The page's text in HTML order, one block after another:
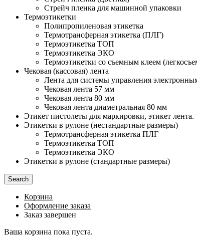
Стрейч пленка для машинной упаковки
Термоэтикетки
Полипропиленовая этикетка
Термотрансферная этикетка (ПЛГ)
Термоэтикетка ТОП
Термоэтикетка ЭКО
Термоэтикетки со съемным клеем
Чековая (кассовая) лента
Лента для системы управления
Чековая лента 57 мм
Чековая лента 80 мм
Чековая лента диаметральная 80 мм
Этикет пистолеты для маркировки, этикет лента.
Этикетки в рулоне (нестандартные размеры)
Термотрансферная этикетка ПЛГ
Термоэтикетка ТОП
Термоэтикетка ЭКО
Этикетки в рулоне (стандартные размеры)
Search
Корзина
Оформление заказа
Заказ завершен
Ваша корзина пока пуста.